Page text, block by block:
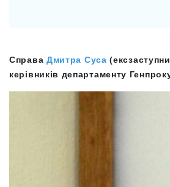
Справа Дмитра Суса
керівників департаменту